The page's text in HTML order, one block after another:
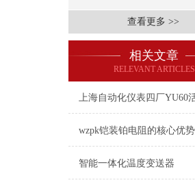
查看更多 >>
相关文章
RELEVANT ARTICLES
智能一体化温度变送器